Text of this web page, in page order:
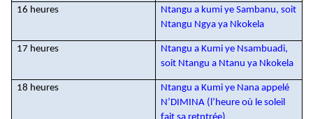
16 heures
Ntangu a kumi ye Sambanu, soit
Ntangu Ngya ya Nkokela
17 heures
Ntangu a Kumi ye Nsambuadi,
soit Ntangu a Ntanu ya Nkokela
18 heures
Ntangu a Kumi ye Nana appelé
N’DIMINA (l’heure où le soleil